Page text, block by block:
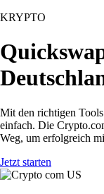
KRYPTO
Mit den richtigen
einfach. Die
Weg, um erfolgreich
Jetzt starten